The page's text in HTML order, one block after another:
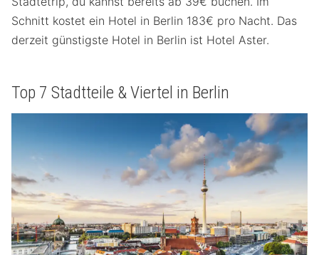
Schnitt kostet ein Hotel in Berlin 183€ pro Nacht. Das
derzeit günstigste Hotel in Berlin ist Hotel Aster.
Top 7 Stadtteile & Viertel in Berlin